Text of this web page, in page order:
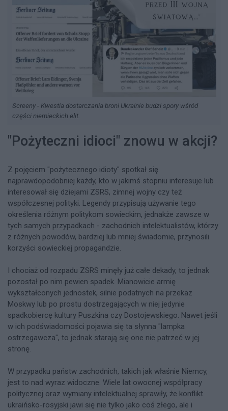
Screeny - Kwestia dostarczania broni Ukrainie budzi spory wśród
części niemieckich elit.
"Pożyteczni idioci" znowu w akcji?
Z pojęciem "pożytecznego idioty" spotkał się
najprawdopodobniej każdy, kto w jakimś stopniu interesuje lub
interesował się dziejami ZSRS, zimnej wojny czy też
współczesnej polityki. Legendy przypisują używanie tego
określenia różnym politykom sowieckim, jednakże zawsze w
tych samych przypadkach - zachodnich intelektualistów, którzy
z różnych powodów, bardziej lub mniej świadomie, przynosili
korzyści sowieckiej propagandzie.
I chociaż od rozpadu ZSRS minęły już całe dekady, to jednak
pozostał po nim pewien spadek. Mianowicie armię
wykształconych jednostek, silnie podatnych na przekaz
Moskwy lub po prostu dostrzegających w niej jedynie
spadkobiercę kultury Puszkina czy Dostojewskiego. Nawet jeśli
w ich podświadomości pojawia się ta słynna "lampka
ostrzegawcza", to jednak starają się one nie patrzeć w jej
stronę.
W przypadku państw zachodnich, takich jak właśnie Niemcy,
jest to nad wyraz widoczne. Wiele lat owocnej współpracy
politycznej oraz wymiany intelektualnej sprawiły, że konflikt
ukraińsko-rosyjski jawi się nie tylko jako coś złego, ale i